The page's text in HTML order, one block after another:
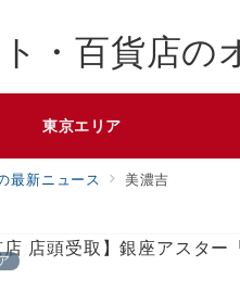
東京エリア
最新ニュース 美濃吉